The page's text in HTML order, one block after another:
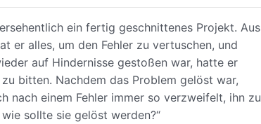
ein fertig geschnittenes Projekt. Aus
er alles, um den Fehler zu vertuschen, und
auf Hindernisse gestoßen war, hatte er
bitten. Nachdem das Problem gelöst war,
nach einem Fehler immer so verzweifelt, ihn zu
sollte sie gelöst werden?“